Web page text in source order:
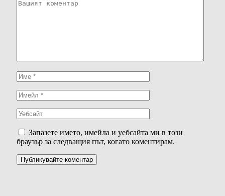
Запазете името, имейла и уебсайта ми в този
браузър за следващия път, когато коментирам.